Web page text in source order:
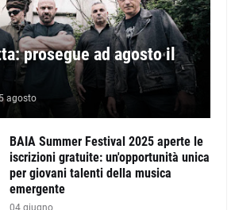
prosegue ad agosto il
agosto
BAIA Summer Festival 2025 aperte le
iscrizioni gratuite: un'opportunità unica
per giovani talenti della musica
emergente
04 giugno